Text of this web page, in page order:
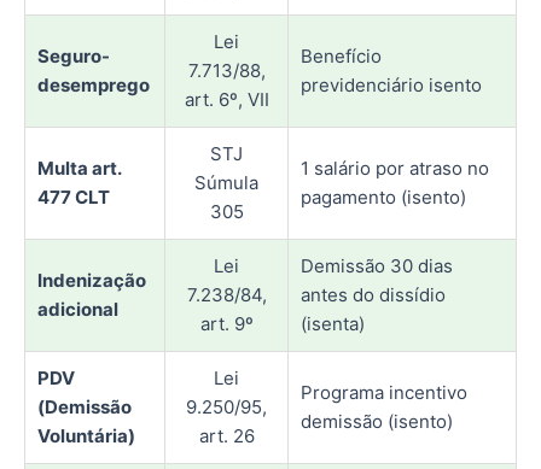
Seguro-
desemprego
Lei
7.713/88,
art. 6º, VII
Benefício
previdenciário isento
Multa art.
477 CLT
STJ
Súmula
305
1 salário por atraso no
pagamento (isento)
Indenização
adicional
Lei
7.238/84,
art. 9º
Demissão 30 dias
antes do dissídio
(isenta)
PDV
(Demissão
Voluntária)
Lei
9.250/95,
art. 26
Programa incentivo
demissão (isento)